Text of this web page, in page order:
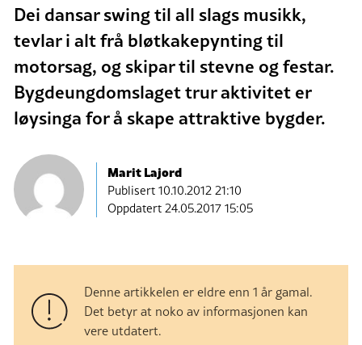
Dei dansar swing til all slags musikk,
tevlar i alt frå bløtkakepynting til
motorsag, og skipar til stevne og festar.
Bygdeungdomslaget trur aktivitet er
løysinga for å skape attraktive bygder.
Marit Lajord
Publisert10.10.2012 21:10
Oppdatert 24.05.2017 15:05
Denne artikkelen er eldre enn 1 år gamal.
Det betyr at noko av informasjonen kan
vere utdatert.